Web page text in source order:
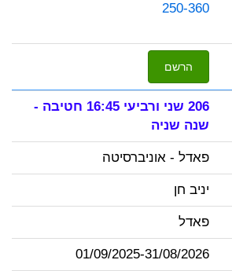
250-360
הרשם
206 שני ורביעי 16:45 חטיבה -
שנה שניה
פאדל - אוניברסיטה
יניב חן
פאדל
01/09/2025-31/08/2026